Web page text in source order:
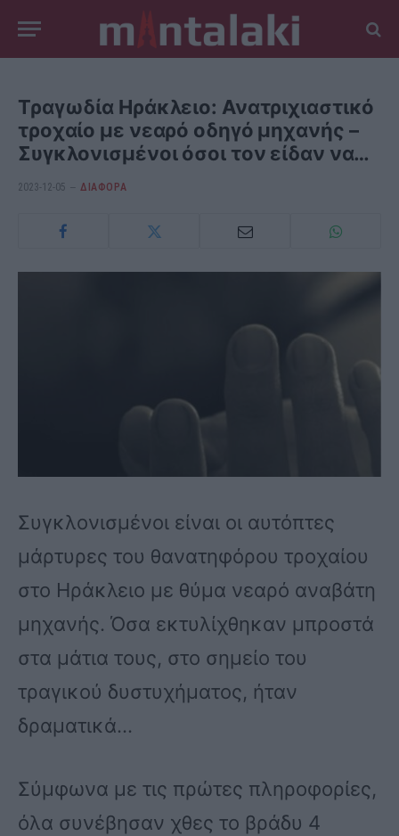
Τραγωδία Ηράκλειο: Ανατριχιαστικό
τροχαίο με νεαρό οδηγό μηχανής –
Συγκλονισμένοι όσοι τον είδαν να…
2023-12-05 ΔΙΆΦΟΡΑ
Συγκλονισμένοι είναι οι αυτόπτες
μάρτυρες του θανατηφόρου τροχαίου
στο Ηράκλειο με θύμα νεαρό αναβάτη
μηχανής. Όσα εκτυλίχθηκαν μπροστά
στα μάτια τους, στο σημείο του
τραγικού δυστυχήματος, ήταν
δραματικά…
Σύμφωνα με τις πρώτες πληροφορίες,
όλα συνέβησαν χθες το βράδυ 4